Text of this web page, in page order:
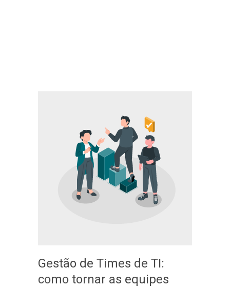
Gestão de Times de TI:
como tornar as equipes